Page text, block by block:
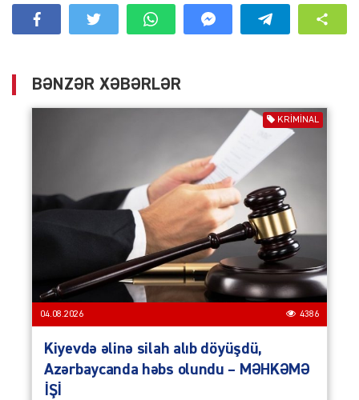
BƏNZƏR XƏBƏRLƏR
KRIMINAL
04.08.2026 4386
Kiyevdə əlinə silah alıb döyüşdü,
Azərbaycanda həbs olundu – MƏHKƏMƏ
İŞİ